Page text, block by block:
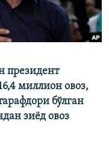
президент
миллион овоз,
бўлган
зиёд овоз